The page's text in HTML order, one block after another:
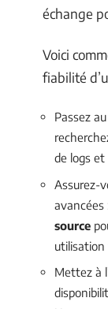
échange
Voici
fiabilité
Passez
de logs et
Assurez-
avancées
source
utilisation
Mettez à